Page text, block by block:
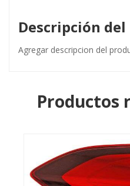
Descripción
Agregar descripcion del
Productos